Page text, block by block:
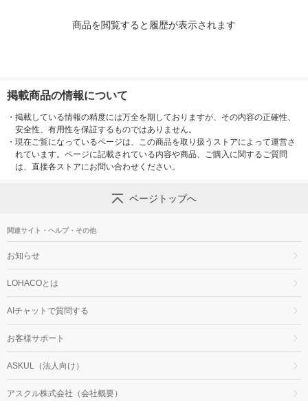
商品を閲覧すると履歴が表示されます
掲載商品の情報について
・ 掲載している情報の精度には万全を期しておりますが、その内容の正確性、
安全性、有用性を保証するものではありません。
・ 現在ご覧になっているページは、この商品を取り扱うストアによって運営さ
れています。ページに記載されている内容や商品、ご購入に関するご質問
は、直接各ストアにお問い合わせください。
ページトップへ
関連サイト・ヘルプ・その他
お知らせ
LOHACOとは
AIチャットで質問する
お客様サポート
ASKUL（法人向け）
アスクル株式会社（会社概要）